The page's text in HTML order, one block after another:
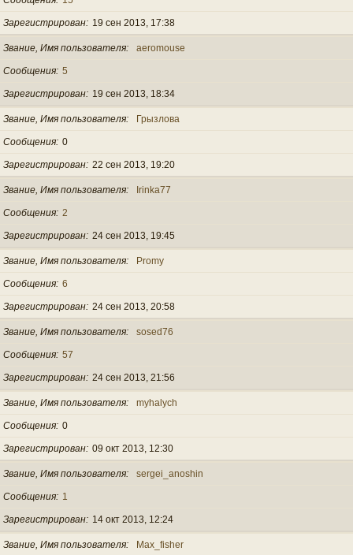
Зарегистрирован 19 сен 2013, 17:38
Звание, Имя пользователя aeromouse
Сообщения 5
Зарегистрирован 19 сен 2013, 18:34
Звание, Имя пользователя Грызлова
Сообщения 0
Зарегистрирован 22 сен 2013, 19:20
Звание, Имя пользователя Irinka77
Сообщения 2
Зарегистрирован 24 сен 2013, 19:45
Звание, Имя пользователя Promy
Сообщения 6
Зарегистрирован 24 сен 2013, 20:58
Звание, Имя пользователя sosed76
Сообщения 57
Зарегистрирован 24 сен 2013, 21:56
Звание, Имя пользователя myhalych
Сообщения 0
Зарегистрирован 09 окт 2013, 12:30
Звание, Имя пользователя sergei_anoshin
Сообщения 1
Зарегистрирован 14 окт 2013, 12:24
Звание, Имя пользователя Max_fisher